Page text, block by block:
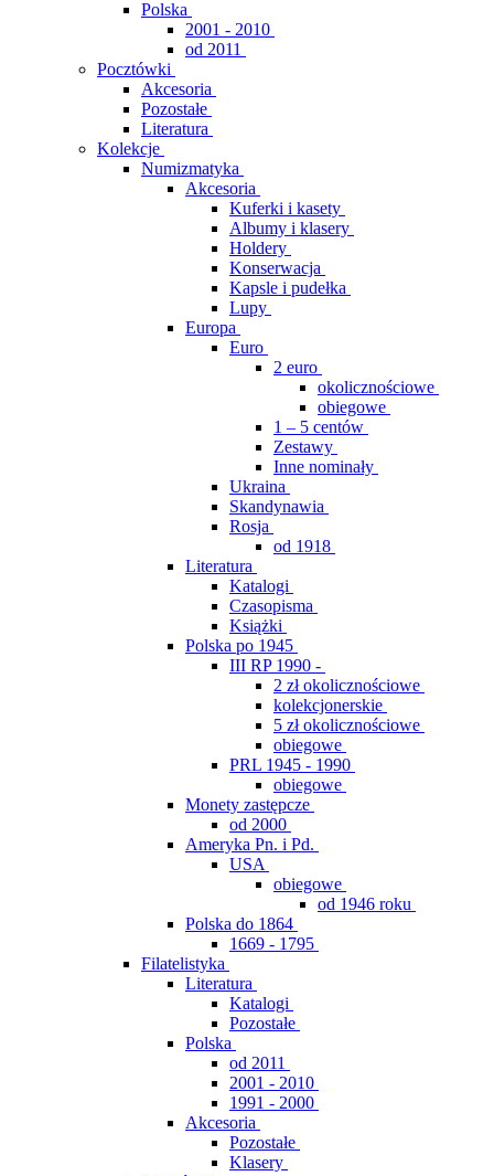
Polska
2001 - 2010
od 2011
Pocztówki
Akcesoria
Pozostałe
Literatura
Kolekcje
Numizmatyka
Akcesoria
Kuferki i kasety
Albumy i klasery
Holdery
Konserwacja
Kapsle i pudełka
Lupy
Europa
Euro
2 euro
okolicznościowe
obiegowe
1 – 5 centów
Zestawy
Inne nominały
Ukraina
Skandynawia
Rosja
od 1918
Literatura
Katalogi
Czasopisma
Książki
Polska po 1945
III RP 1990 -
2 zł okolicznościowe
kolekcjonerskie
5 zł okolicznościowe
obiegowe
PRL 1945 - 1990
obiegowe
Monety zastępcze
od 2000
Ameryka Pn. i Pd.
USA
obiegowe
od 1946 roku
Polska do 1864
1669 - 1795
Filatelistyka
Literatura
Katalogi
Pozostałe
Polska
od 2011
2001 - 2010
1991 - 2000
Akcesoria
Pozostałe
Klasery